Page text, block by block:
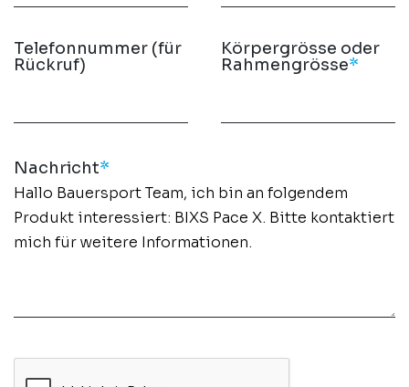
Telefonnummer (für
Rückruf)
Körpergrösse oder
Rahmengrösse*
Nachricht*